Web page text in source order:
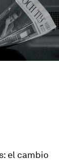
el cambio